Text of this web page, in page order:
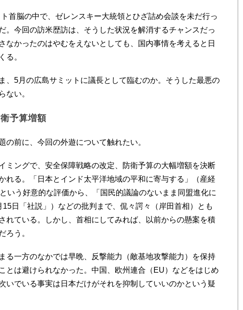
首脳の中で、ゼレンスキー大統領とひざ詰め会談を未だ行っ
。今回の訪米歴訪は、そうした状況を解消するチャンスだっ
なかったのはやむをえないとしても、国内事情を考えると日
る。
、5月の広島サミットに議長として臨むのか。そうした最悪の
ない。
予算増額
前に、今回の外遊について触れたい。
ミングで、安全保障戦略の改定、防衛予算の大幅増額を決断
れる。「日本とインド太平洋地域の平和に寄与する」（産経
いう好意的な評価から、「国民的議論のないまま同盟進化に
日「社説」）などの批判まで、侃々諤々（岸田首相）とも
れている。しかし、首相にしてみれば、以前からの懸案を積
ろう。
る一方のなかでは早晩、反撃能力（敵基地攻撃能力）を保持
とは避けられなかった。中国、欧州連合（EU）などをはじめ
いでいる事実は日本だけがそれを抑制していいのかという疑